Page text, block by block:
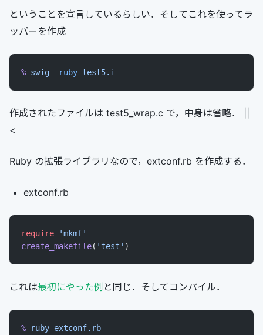
ということを宣言しているらしい．そしてこれを使ってラ
ッパーを作成
% swig -ruby test5.i
作成されたファイルは test5_wrap.c で，中身は省略． ||
<
Ruby の拡張ライブラリなので，extconf.rb を作成する．
extconf.rb
require 'mkmf'
create_makefile( 'test' )
これは最初にやった例 と同じ．そしてコンパイル．
% ruby extconf.rb